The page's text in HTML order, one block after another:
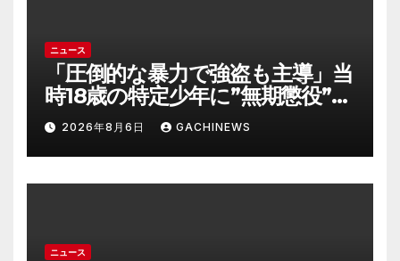
ニュース
「圧倒的な暴力で強盗も主導」当
時18歳の特定少年に”無期懲役”求
刑の背景『年齢の若さで説明でき
ないほど悪質だと検察が判断』
＜元裁判官が解説＞全国的に見て
も異例のケース_8月7日判決の行
2026年8月6日 GACHINEWS
ニュース